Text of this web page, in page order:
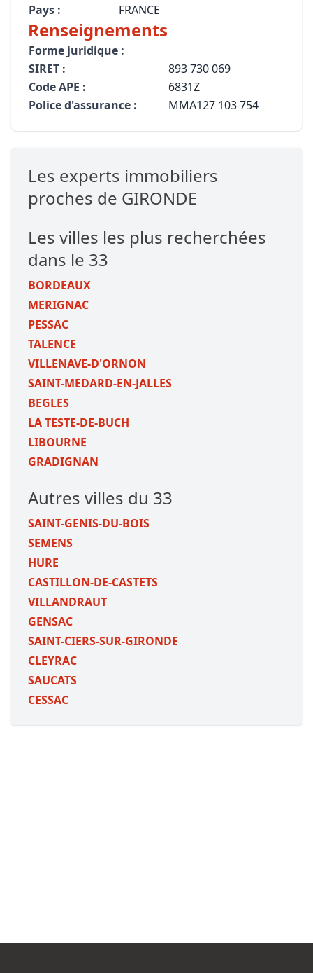
Pays :
FRANCE
Renseignements
Forme juridique :
SIRET :
893 730 069
Code APE :
6831Z
Police d'assurance :
MMA127 103 754
Les experts immobiliers
proches de GIRONDE
Les villes les plus recherchées
dans le 33
BORDEAUX
MERIGNAC
PESSAC
TALENCE
VILLENAVE-D'ORNON
SAINT-MEDARD-EN-JALLES
BEGLES
LA TESTE-DE-BUCH
LIBOURNE
GRADIGNAN
Autres villes du 33
SAINT-GENIS-DU-BOIS
SEMENS
HURE
CASTILLON-DE-CASTETS
VILLANDRAUT
GENSAC
SAINT-CIERS-SUR-GIRONDE
CLEYRAC
SAUCATS
CESSAC